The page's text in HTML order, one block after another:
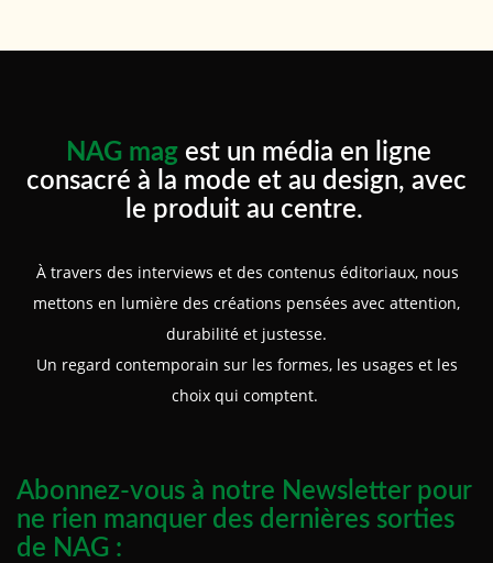
NAG mag est un média en ligne
consacré à la mode et au design, avec
le produit au centre.
À travers des interviews et des contenus éditoriaux, nous
mettons en lumière des créations pensées avec attention,
durabilité et justesse.
Un regard contemporain sur les formes, les usages et les
choix qui comptent.
Abonnez-vous à notre Newsletter pour
ne rien manquer des dernières sorties
de NAG :